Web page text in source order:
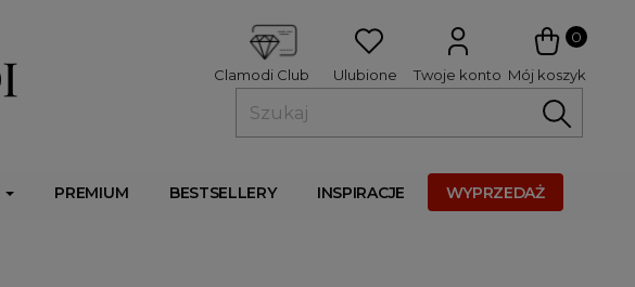
0
Mój koszyk
Twoje konto
Ulubione
Clamodi Club
PREMIUM BESTSELLERY INSPIRACJE WYPRZEDAŻ